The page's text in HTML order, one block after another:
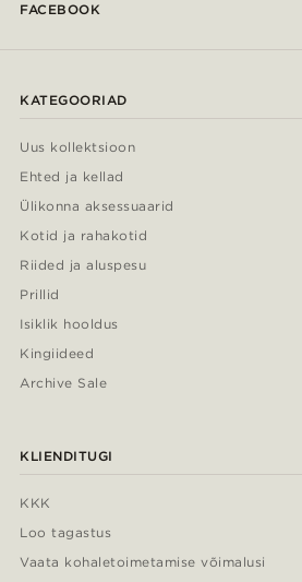
FACEBOOK
KATEGOORIAD
Uus kollektsioon
Ehted ja kellad
Ülikonna aksessuaarid
Kotid ja rahakotid
Riided ja aluspesu
Prillid
Isiklik hooldus
Kingiideed
Archive Sale
KLIENDITUGI
KKK
Loo tagastus
Vaata kohaletoimetamise võimalusi